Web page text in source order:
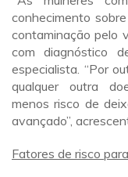
conhecimento
contaminação pelo
com diagnóstico
especialista. “Por
qualquer outra
menos risco de
avançado”,
Fatores de risco